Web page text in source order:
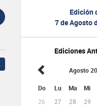
Edición
7 de Agosto
Ediciones
Agosto
Do Lu Ma Mi
26 27 28 29